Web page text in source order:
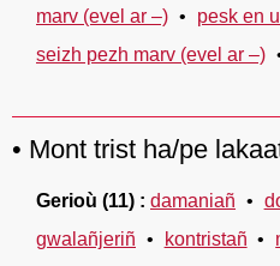
marv (evel ar –)
pesk en
seizh pezh marv (evel ar –)
Mont trist ha/pe
Gerioù (11) damaniañ
gwalañjeriñ
kontristañ